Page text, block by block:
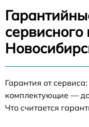
сервисного
Гарантия от
комплектующие —
Что считается